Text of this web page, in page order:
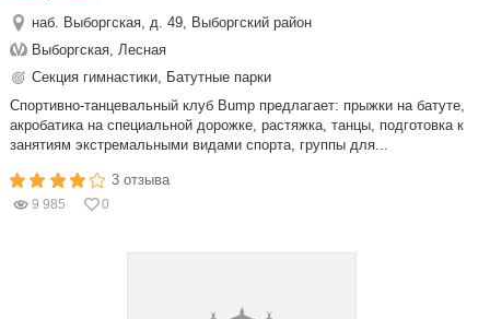
наб. Выборгская, д. 49, Выборгский район
Выборгская, Лесная
Секция гимнастики, Батутные парки
Спортивно-танцевальный клуб Bump предлагает: прыжки на батуте,
акробатика на специальной дорожке, растяжка, танцы, подготовка к
занятиям экстремальными видами спорта, группы для...
3 отзыва
9 985 0